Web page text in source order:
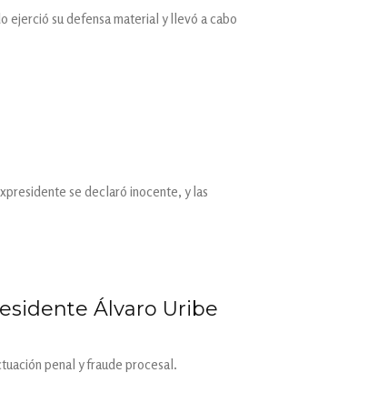
ejerció su defensa material y llevó a cabo
se declaró inocente, y las
Álvaro Uribe
penal y fraude procesal.